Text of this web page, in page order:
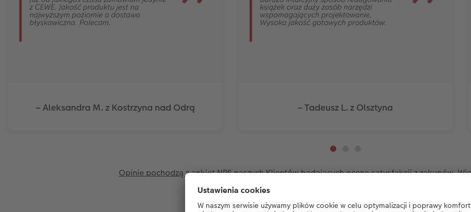
– Aleksandra M. z Kostrzyna nad Odrą – Tadeusz L. z Olsztyna
Opinie pochodzą z ankiet NPS naszych Klientów badających ocenę satysfakcji z zakupów.